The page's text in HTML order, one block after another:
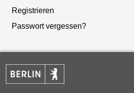
Registrieren
Passwort vergessen?